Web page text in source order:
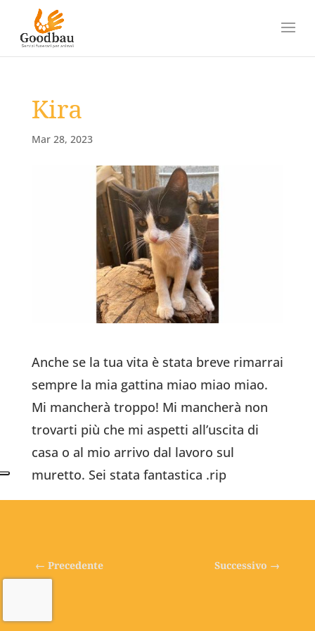
Kira
Mar 28, 2023
Anche se la tua vita è stata breve rimarrai
sempre la mia gattina miao miao miao.
Mi mancherà troppo! Mi mancherà non
trovarti più che mi aspetti all’uscita di
casa o al mio arrivo dal lavoro sul
muretto. Sei stata fantastica .rip
← Precedente Successivo →